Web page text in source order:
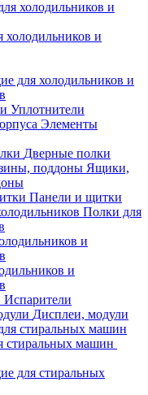
и
для холодильников и
Уплотнители
Элементы
Дверные полки
Ящики,
Панели и щитки
Полки для
и
Испарители
Дисплеи, модули
стиральных машин
для стиральных